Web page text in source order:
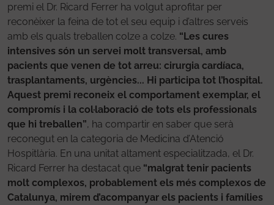
premi el Dr. Ricard Ferrer ha volgut aprofitar per
reconèixer la feina de tot el seu equip i d’altres serveis
amb els quals treballen colze a colze. “Les cures
intensives són un servei molt transversal, amb
pacients que venen de tot arreu: cirurgia cardíaca,
trasplantaments, urgències... Hi participa tot l’hospital.
Aquest premi reconeix el comportament exemplar, el
compromís i la col·laboració de tots els professionals
que hi treballen”, ha compartir en saber que serà
reconegut en la categoria de Medicina d’Atenció
Hospitlària. En una unitat altament especialitzada, el Dr.
Ricard Ferrer ha destacat que “malgrat tenir pacients
molt complexos, probablement els més complexos de
Catalunya, mirem d’acompanyar els pacients i famílies